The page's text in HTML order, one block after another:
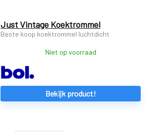
Just Vintage Koektrommel
Beste koop koektrommel luchtdicht
Niet op voorraad
Bekijk product!